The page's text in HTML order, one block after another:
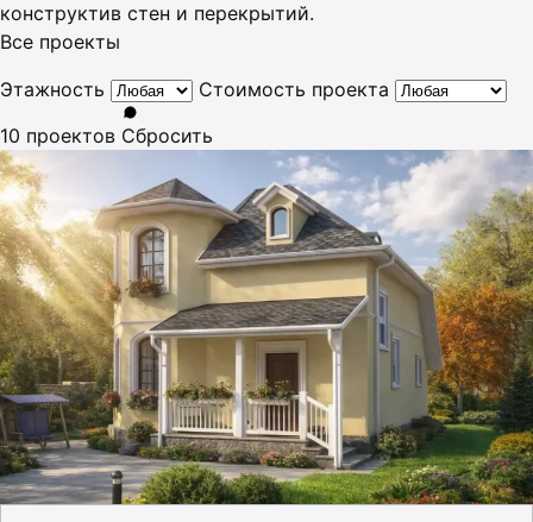
конструктив стен и перекрытий.
Все проекты
Этажность
Стоимость проекта
10 проектов Сбросить